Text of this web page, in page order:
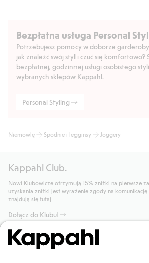
Bezpłatna usługa Personal
Potrzebujesz pomocy w doborze
jak znaleźć swój styl i czuć się komfortowo?
bezpłatnej, godzinnej usługi osobistego
wybranych sklepów Kappahl.
Personal Styling
Niemowlę Spodnie i legginsy Joggery
Kappahl Club.
Nowi Klubowicze otrzymują 15% zniżki na pierwsze
uzyskania zniżki jest wyrażenie zgody na komunikację
znajdują się tutaj.
Dołącz do Klubu!